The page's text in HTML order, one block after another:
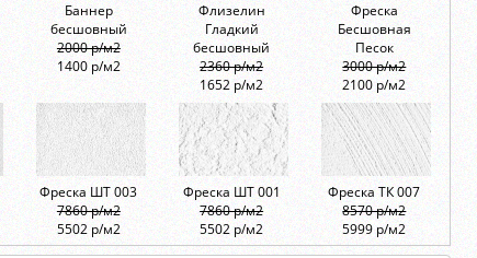
Баннер
бесшовный
2000 р/м2
1400 р/м2
Флизелин
Гладкий
бесшовный
2360 р/м2
1652 р/м2
Фреска
Бесшовная
Песок
3000 р/м2
2100 р/м2
Фреска ШТ 003
7860 р/м2
5502 р/м2
Фреска ШТ 001
7860 р/м2
5502 р/м2
Фреска ТК 007
8570 р/м2
5999 р/м2